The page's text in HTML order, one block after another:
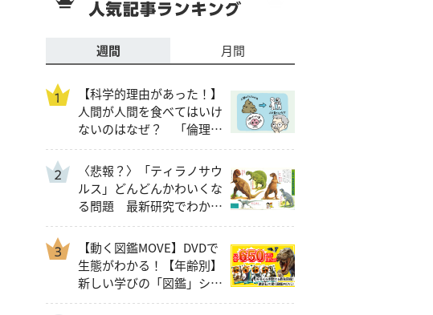
週間 月間
【科学的理由があった！】
人間が人間を食べてはいけ
ないのはなぜ？ 「倫理
的・社会的な問題」以外の
説明とは
〈悲報？〉「ティラノサウ
ルス」どんどんかわいくな
る問題 最新研究でわかっ
たティラノサウルスの本当
の姿
【動く図鑑MOVE】DVDで
生態がわかる！【年齢別】
新しい学びの「図鑑」シリ
ーズ